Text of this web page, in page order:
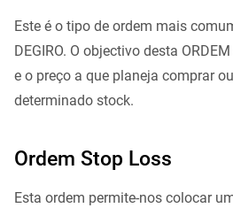
Este é o tipo de ordem mais
DEGIRO. O objectivo desta
e o preço a que planeja comprar
determinado stock.
Ordem Stop Loss
Esta ordem permite-nos colocar